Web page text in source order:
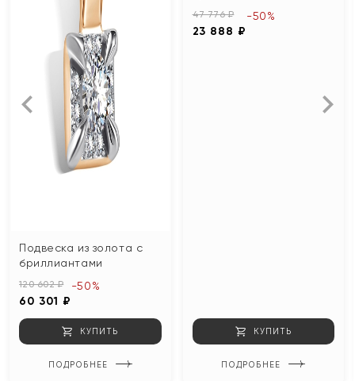
Подвеска из золота с
бриллиантами
120 602 ₽
60 301 ₽
-50%
КУПИТЬ
ПОДРОБНЕЕ
47 776 ₽
23 888 ₽
-50%
КУПИТЬ
ПОДРОБНЕЕ